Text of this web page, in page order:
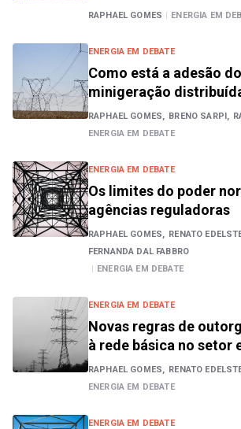
RAPHAEL GOMES | ENERGIA EM
ENERGIA EM DEBATE
Como está a adesão
minigeração
RAPHAEL GOMES, BRENO SARPI,
ENERGIA EM DEBATE
ENERGIA EM DEBATE
Os limites do poder
agências reguladoras
RAPHAEL GOMES, RENATO
FERNANDA DAL FABBRO
| ENERGIA EM DEBATE
ENERGIA EM DEBATE
Novas regras de
à rede básica no setor
RAPHAEL GOMES, RENATO
ENERGIA EM DEBATE
ENERGIA EM DEBATE